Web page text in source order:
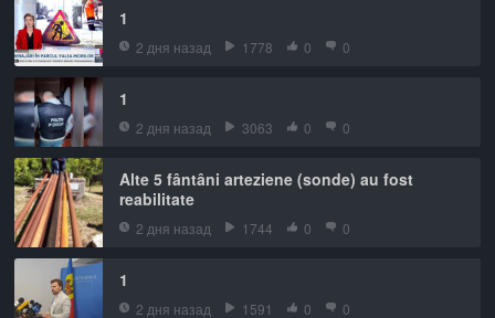
1
2 дня назад 1778 0 0
1
2 дня назад 3063 0 0
Alte 5 fântâni arteziene (sonde) au fost
reabilitate
2 дня назад 1744 0 0
1
2 дня назад 1591 0 0